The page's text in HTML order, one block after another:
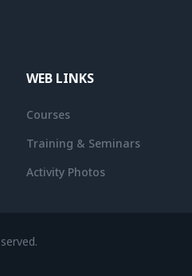
WEB LINKS
Courses
Training & Seminars
Activity Photos